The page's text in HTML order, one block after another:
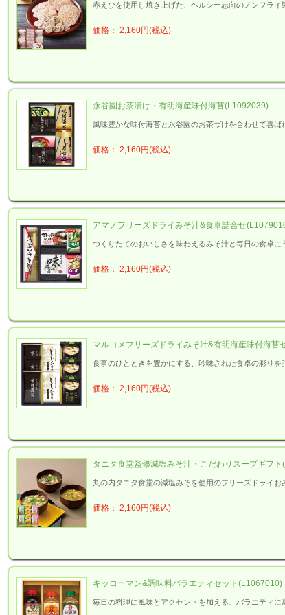
赤えびを使用し焼き上げた、ヘルシー志向のノンフラ
価格： 2,160円(税込)
永谷園お茶漬け・有明海産味付海苔(L1092039)
風味豊かな味付海苔と永谷園のお茶づけを合わせて喜ば
価格： 2,160円(税込)
アマノフリーズドライみそ汁&食卓詰合せ
つくりたてのおいしさを味わえるみそ汁と毎日の食卓に
価格： 2,160円(税込)
マルコメフリーズドライみそ汁&有明海産味付海苔
食事のひとときを豊かにする、吟味された食卓の彩りを
価格： 2,160円(税込)
タニタ食堂監修減塩みそ汁・こだわりスープギフ
丸の内タニタ食堂の減塩みそを使用のフリーズドライ
価格： 2,160円(税込)
キッコーマン&調味料バラエティセット(L1067010)
毎日の料理に風味とアクセントを加える、バラエティに